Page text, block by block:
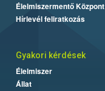
Élelmiszermentő Központ
Hírlevél feliratkozás
Gyakori kérdések
Élelmiszer
Állat